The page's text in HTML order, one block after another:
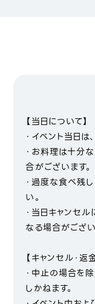
【当日について】
・イベント当日は
・お料理は十分
合がございます。
・過度な食べ残
い。
・当日キャンセ
なる場合がござい
【キャンセル・返
・中止の場合を
しかねます。